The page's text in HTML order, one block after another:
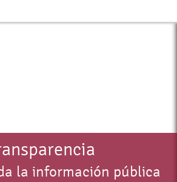
la información pública